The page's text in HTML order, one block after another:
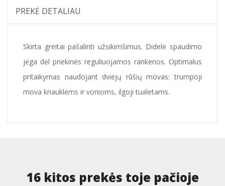
PREKĖ DETALIAU
Skirta greitai pašalinti užsikimšimus. Didelė spaudimo
jėga dėl priekinės reguliuojamos rankenos. Optimalus
pritaikymas naudojant dviejų rūšių movas: trumpoji
mova kriauklėms ir vonioms, ilgoji tualetams.
16 kitos prekės toje pačioje